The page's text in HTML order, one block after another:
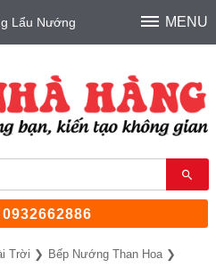
Lẩu Nướng MENU
0932662886
Trời Bếp Nướng Than Hoa